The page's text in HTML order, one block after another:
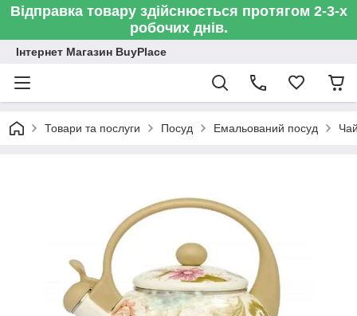
Відправка товару здійснюється протягом 2-3-х
робочих днів.
Інтернет Магазин BuyPlace
Товари та послуги Посуд Емальований посуд